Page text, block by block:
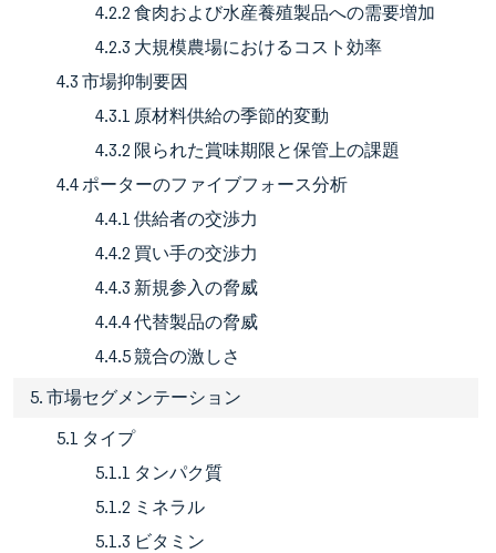
4.2.2 食肉および水産養殖製品への需要増加
4.2.3 大規模農場におけるコスト効率
4.3 市場抑制要因
4.3.1 原材料供給の季節的変動
4.3.2 限られた賞味期限と保管上の課題
4.4 ポーターのファイブフォース分析
4.4.1 供給者の交渉力
4.4.2 買い手の交渉力
4.4.3 新規参入の脅威
4.4.4 代替製品の脅威
4.4.5 競合の激しさ
5. 市場セグメンテーション
5.1 タイプ
5.1.1 タンパク質
5.1.2 ミネラル
5.1.3 ビタミン